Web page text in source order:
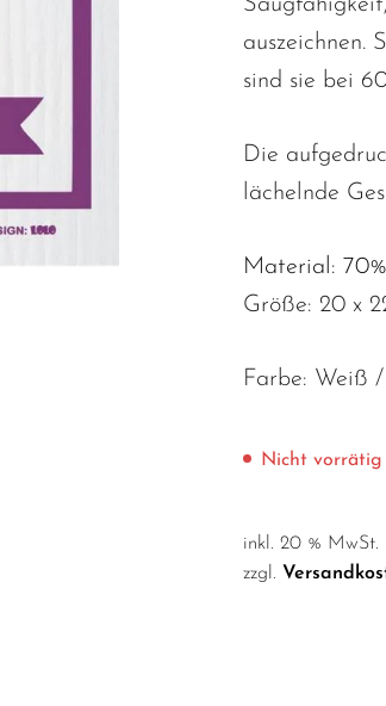
auszeichnen.
sind sie bei
Die
lächelnde
Material:
Größe: 20 x
Farbe: Weiß
Nicht vorrätig
inkl. 20 % MwSt.
zzgl.